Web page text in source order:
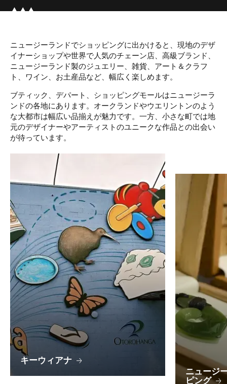
ニュージーランドでショッピングに出かけると、現地のデザ
イナーショップや世界で人気のチェーン店、高級ブランド、
ニュージーランド製のジュエリー、雑貨、アート＆クラフ
ト、ワイン、お土産品など、幅広く楽しめます。
ブティック、デパート、ショッピングモールはニュージーラ
ンドの各地にあります。オークランドやウエリントンのよう
な大都市は幅広い品揃えが魅力です。一方、小さな町では地
元のデザイナーやアーティストのユニークな作品との出会い
が待っています。
キーウィアナ
ニュージ
ピング